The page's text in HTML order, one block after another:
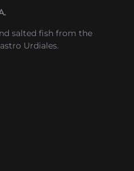
salted fish from the
Urdiales.